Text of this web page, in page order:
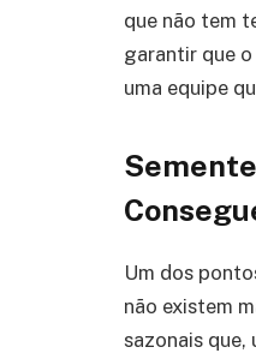
que não tem
garantir que
uma equipe
Um dos
não existem
sazonais que,